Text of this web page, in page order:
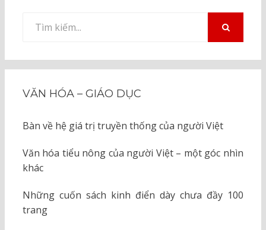
kiếm
VĂN HÓA – GIÁO DỤC
Bàn về hệ giá trị truyền thống của người Việt
Văn hóa tiểu nông của người Việt – một góc nhìn
khác
Những cuốn sách kinh điển dày chưa đầy 100
trang